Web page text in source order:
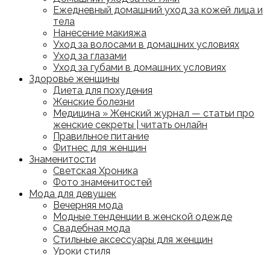
Ежедневный домашний уход за кожей лица и
тела
Нанесение макияжа
Уход за волосами в домашних условиях
Уход за глазами
Уход за губами в домашних условиях
Здоровье женщины
Диета для похудения
Женские болезни
Медицина » Женский журнал — статьи про
женские секреты | читать онлайн
Правильное питание
Фитнес для женщин
Знаменитости
Светская Хроника
Фото знаменитостей
Мода для девушек
Вечерняя мода
Модные тенденции в женской одежде
Свадебная мода
Стильные аксессуары для женщин
Уроки стиля